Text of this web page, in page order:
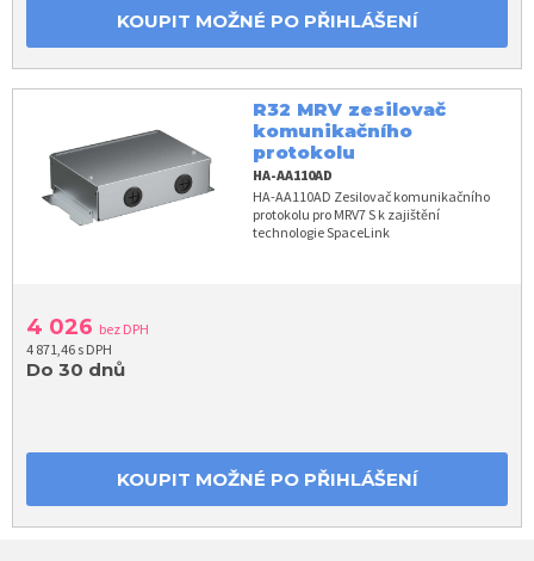
KOUPIT MOŽNÉ PO PŘIHLÁŠENÍ
R32 MRV zesilovač
komunikačního
protokolu
HA-AA110AD
HA-AA110AD Zesilovač komunikačního
protokolu pro MRV7 S k zajištění
technologie SpaceLink
4 026 bez DPH
4 871,46 s DPH
Do 30 dnů
KOUPIT MOŽNÉ PO PŘIHLÁŠENÍ